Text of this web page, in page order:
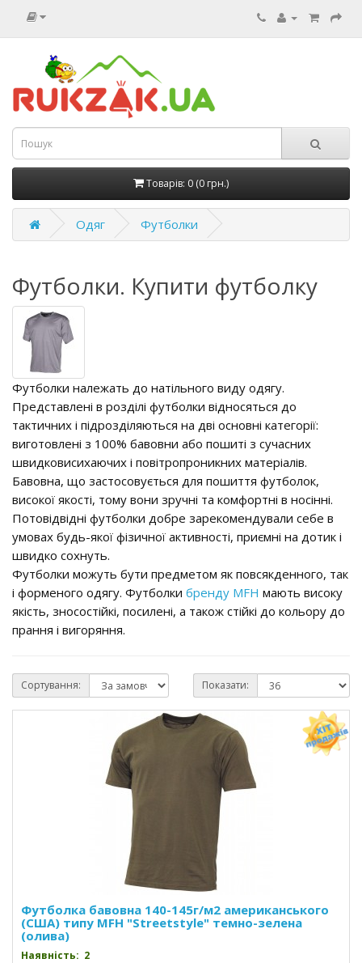
Товарів: 0 (0 грн.)
Одяг Футболки
Футболки. Купити футболку
Футболки належать до натільного виду одягу.
Представлені в розділі футболки відносяться до
тактичних і підрозділяються на дві основні категорії:
виготовлені з 100% бавовни або пошиті з сучасних
швидковисихаючих і повітропроникних матеріалів.
Бавовна, що застосовується для пошиття футболок,
високої якості, тому вони зручні та комфортні в носінні.
Потовідвідні футболки добре зарекомендували себе в
умовах будь-якої фізичної активності, приємні на дотик і
швидко сохнуть.
Футболки можуть бути предметом як повсякденного, так
і форменого одягу. Футболки бренду MFH мають високу
якість, зносостійкі, посилені, а також стійкі до кольору до
прання і вигоряння.
Сортування: Показати:
Футболка бавовна 140-145г/м2 американського
(США) типу MFH "Streetstyle" темно-зелена
(олива)
Наявність: 2